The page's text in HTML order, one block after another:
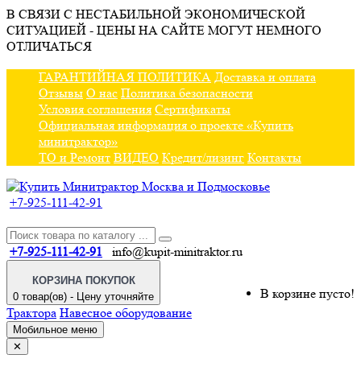
В СВЯЗИ С НЕСТАБИЛЬНОЙ ЭКОНОМИЧЕСКОЙ
СИТУАЦИЕЙ - ЦЕНЫ НА САЙТЕ МОГУТ НЕМНОГО
ОТЛИЧАТЬСЯ
ГАРАНТИЙНАЯ ПОЛИТИКА Доставка и оплата
Отзывы О нас Политика безопасности
Условия соглашения Сертификаты
Официальная информация о проекте «Купить
минитрактор»
ТО и Ремонт ВИДЕО Кредит/лизинг Контакты
+7-925-111-42-91
+7-925-111-42-91 info@kupit-minitraktor.ru
КОРЗИНА ПОКУПОК
0 товар(ов) - Цену уточняйте
В корзине пусто!
Трактора Навесное оборудование
Мобильное меню
✕